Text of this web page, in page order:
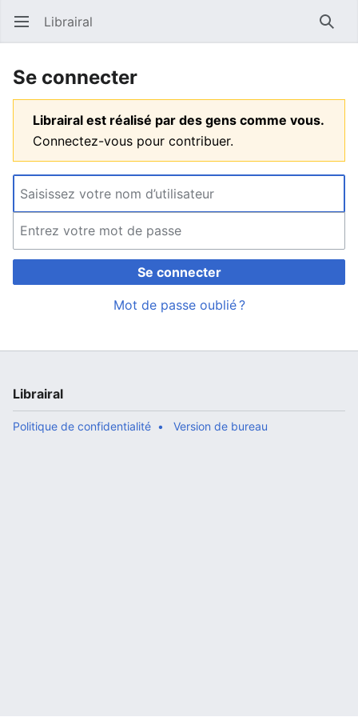
Ouvrir le menu principal Librairal
Se connecter
Librairal est réalisé par des gens comme vous.
Connectez-vous pour contribuer.
Se connecter
Mot de passe oublié ?
Librairal
Politique de confidentialité Version de bureau